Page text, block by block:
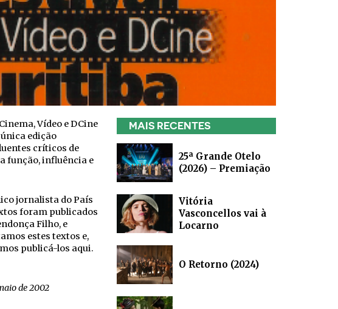
Vídeo e DCine
edição
críticos de
função, influência e
jornalista do País
foram publicados
Filho, e
estes textos e,
publicá-los aqui.
de 2002
MAIS RECENTES
25ª Grande Otelo
(2026) – Premiação
Vitória
Vasconcellos vai à
Locarno
O Retorno (2024)